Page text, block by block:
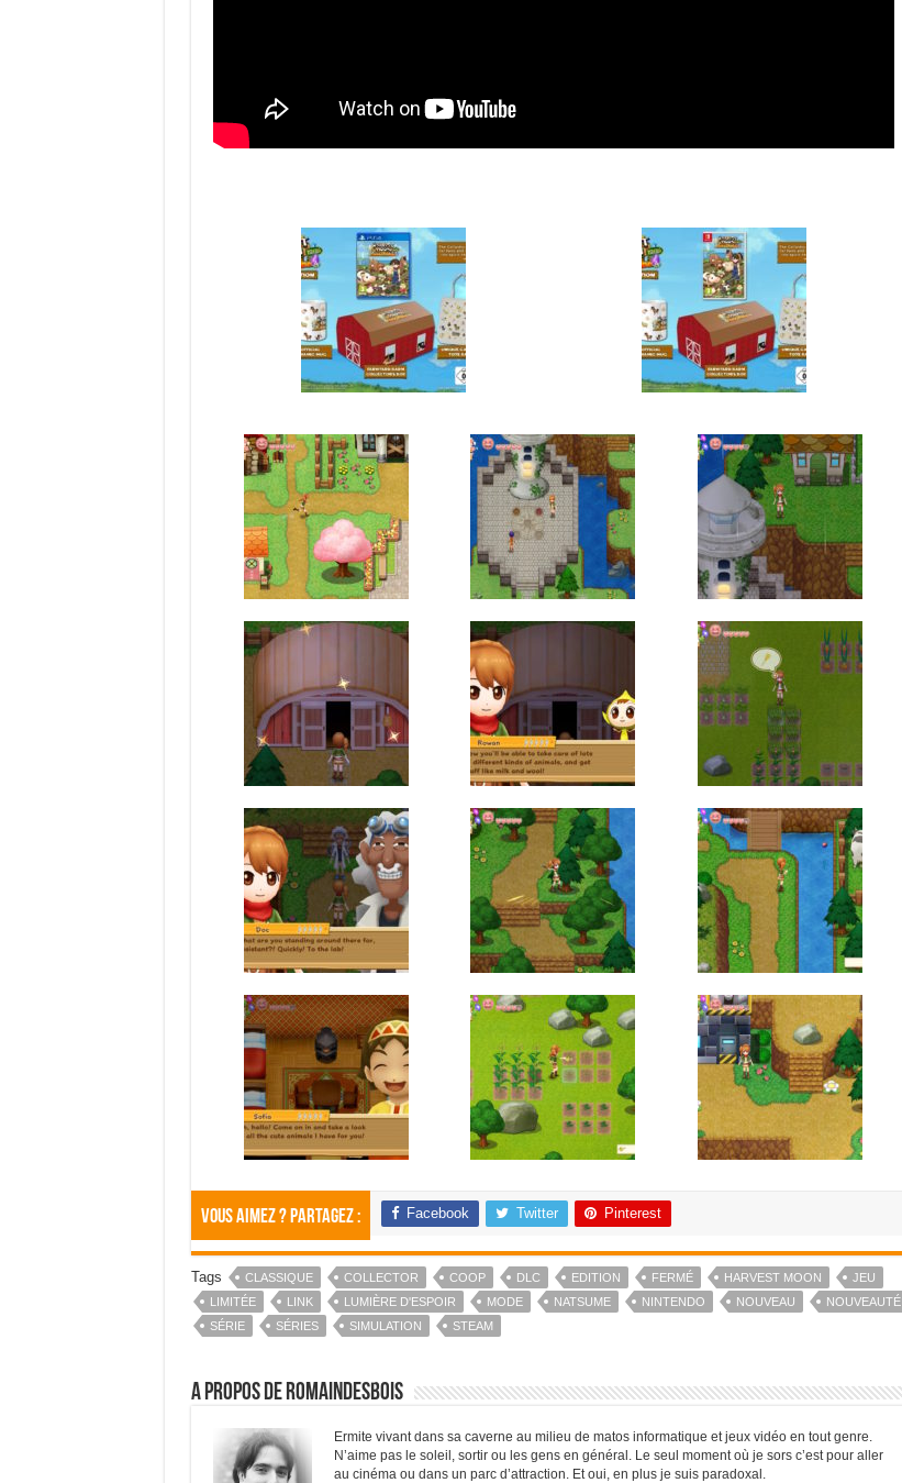
Vous aimez ? Partagez : Facebook Twitter Pinterest
Tags CLASSIQUE COLLECTOR COOP DLC EDITION FERMÉ HARVEST MOON
JEU
LIMITÉE
LINK LUMIÈRE D'ESPOIR MODE NATSUME NINTENDO NOUVEAU
NOUVEAUTÉ
SÉRIE
SÉRIES SIMULATION STEAM
A propos de RomainDesBois
Ermite vivant dans sa caverne au milieu de matos informatique et jeux vidéo en tout genre.
N’aime pas le soleil, sortir ou les gens en général. Le seul moment où je sors c’est pour aller
au cinéma ou dans un parc d’attraction. Et oui, en plus je suis paradoxal.